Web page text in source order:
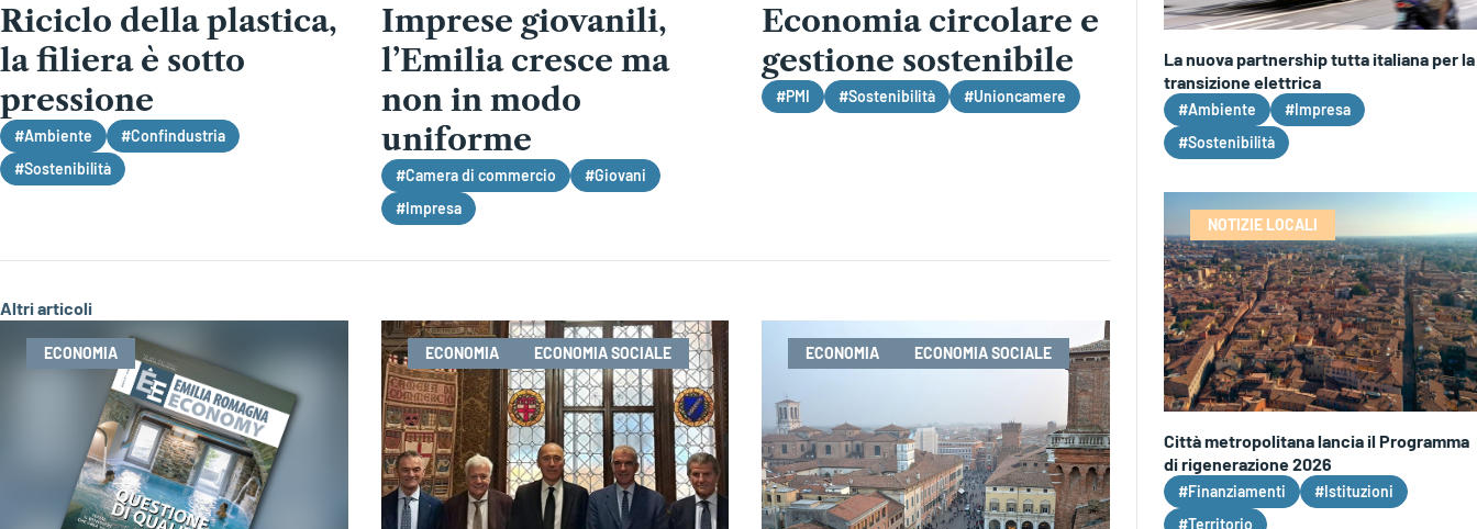
Riciclo della plastica,
la filiera è sotto
pressione
#Ambiente
#Confindustria
#Sostenibilità
Imprese giovanili,
l’Emilia cresce ma
non in modo
uniforme
#Camera di commercio
#Giovani
#Impresa
Economia circolare e
gestione sostenibile
#PMI #Sostenibilità #Unioncamere
Altri articoli
ECONOMIA ECONOMIA ECONOMIA SOCIALE ECONOMIA ECONOMIA SOCIALE
La nuova partnership tutta italiana per la
transizione elettrica
#Ambiente
#Impresa
#Sostenibilità
NOTIZIE LOCALI
Città metropolitana lancia il Programma
di rigenerazione 2026
#Finanziamenti
#Istituzioni
#Territorio